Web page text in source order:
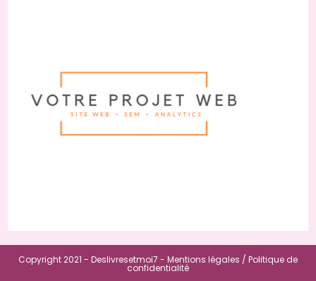
Copyright 2021 - Deslivresetmoi7 - Mentions légales / Politique de
confidentialité